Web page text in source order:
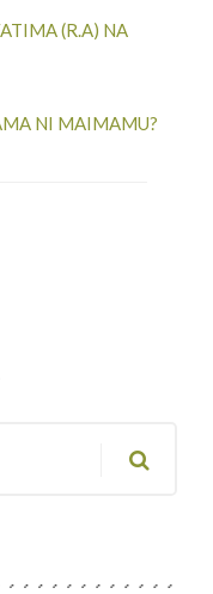
(R.A) NA
NI MAIMAMU?